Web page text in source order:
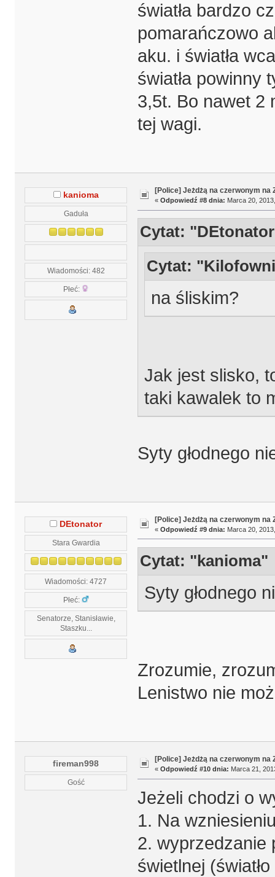
światła bardzo
pomarańczowo
aku. i światła
światła powinny
3,5t. Bo nawet 2
tej wagi.
kanioma
Gaduła
Wiadomości: 482
Płeć:
[Police] Jeżdżą na czerwonym na
« Odpowiedź #8 dnia: Marca 20,
Cytat:
Cytat:
na śliskim?
Jak jest slisko,
taki kawalek to
Syty głodnego
DEtonator
Stara Gwardia
Wiadomości: 4727
Płeć:
Senatorze, Stanisławie,
Staszku...
[Police] Jeżdżą na czerwonym na
« Odpowiedź #9 dnia: Marca 20,
Cytat: "kanioma"
Syty głodnego
Zrozumie,
Lenistwo nie
fireman998
Gość
[Police] Jeżdżą na czerwonym na
« Odpowiedź #10 dnia: Marca 21,
Jeżeli chodzi o
1. Na
2. wyprzedzanie
świetlnej